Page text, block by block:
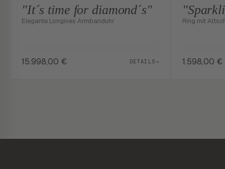
"It´s time for diamond´s"
Elegante Longines Armbanduhr
15.998,00 € DETAILS→
Ring mit
1.598,00 €